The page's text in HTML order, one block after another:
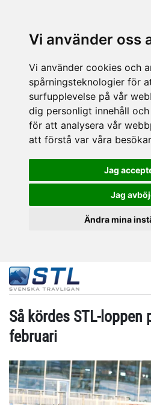
Vi använder oss
Vi använder cookies och
spårningsteknologier för
surfupplevelse på vår
dig personligt innehåll
för att analysera vår
att förstå var våra
Jag
Jag
Ändra mina
Så kördes STL-loppen
februari